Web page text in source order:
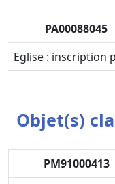
PA00088045
Eglise : inscription
Objet(s)
PM91000413